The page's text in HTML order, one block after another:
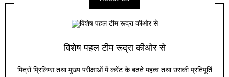
विशेष पहल टीम रूद्रा कीओर से
मित्रों प्रिलिम्स तथा मुख्य परीक्षाओं में करेंट के बढते महत्व तथा उसकी प्रतिपूर्ति